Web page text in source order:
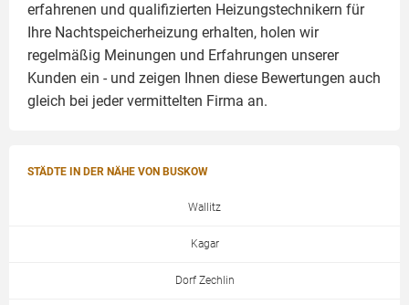
erfahrenen und qualifizierten Heizungstechnikern für
Ihre Nachtspeicherheizung erhalten, holen wir
regelmäßig Meinungen und Erfahrungen unserer
Kunden ein - und zeigen Ihnen diese Bewertungen auch
gleich bei jeder vermittelten Firma an.
STÄDTE IN DER NÄHE VON BUSKOW
Wallitz
Kagar
Dorf Zechlin